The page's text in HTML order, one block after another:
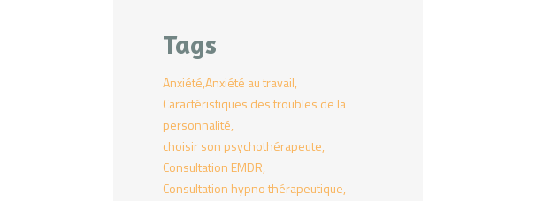
Tags
AnxiétéAnxiété au travail
Caractéristiques des troubles de la
personnalité
choisir son psychothérapeute
Consultation EMDR
Consultation hypno thérapeutique